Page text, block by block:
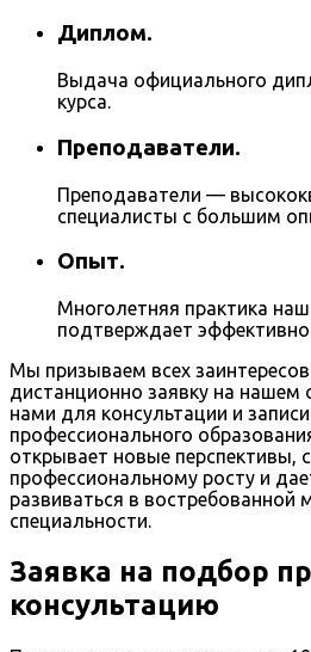
Диплом.
Выдача официального
курса.
Преподаватели.
Преподаватели —
специалисты с большим
Опыт.
Многолетняя практика
подтверждает
Мы призываем всех
дистанционно заявку на нашем
нами для консультации и
профессионального
открывает новые перспективы,
профессиональному росту и
развиваться в востребованной
специальности.
Заявка на подбор
консультацию